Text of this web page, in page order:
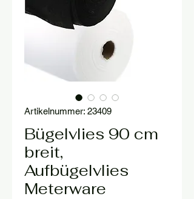
Artikelnummer: 23409
Bügelvlies 90 cm
breit,
Aufbügelvlies
Meterware